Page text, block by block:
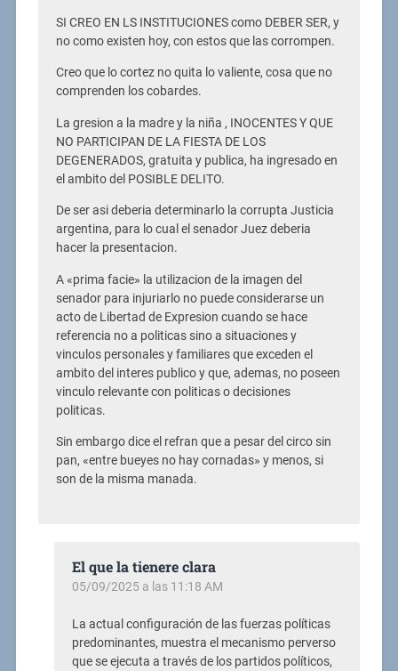
SI CREO EN LS INSTITUCIONES como DEBER SER, y
no como existen hoy, con estos que las corrompen.
Creo que lo cortez no quita lo valiente, cosa que no
comprenden los cobardes.
La gresion a la madre y la niña , INOCENTES Y QUE
NO PARTICIPAN DE LA FIESTA DE LOS
DEGENERADOS, gratuita y publica, ha ingresado en
el ambito del POSIBLE DELITO.
De ser asi deberia determinarlo la corrupta Justicia
argentina, para lo cual el senador Juez deberia
hacer la presentacion.
A «prima facie» la utilizacion de la imagen del
senador para injuriarlo no puede considerarse un
acto de Libertad de Expresion cuando se hace
referencia no a politicas sino a situaciones y
vinculos personales y familiares que exceden el
ambito del interes publico y que, ademas, no poseen
vinculo relevante con politicas o decisiones
politicas.
Sin embargo dice el refran que a pesar del circo sin
pan, «entre bueyes no hay cornadas» y menos, si
son de la misma manada.
El que la tienere clara
05/09/2025 a las 11:18 AM
La actual configuración de las fuerzas políticas
predominantes, muestra el mecanismo perverso
que se ejecuta a través de los partidos políticos,